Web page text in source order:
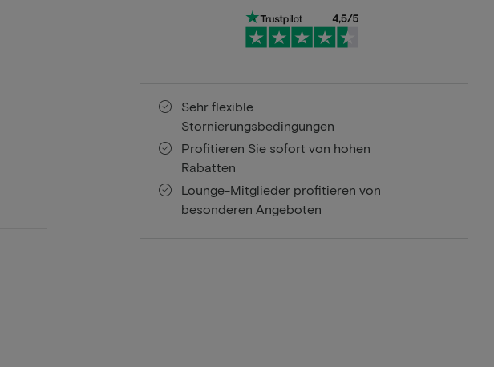
Sehr flexible
Stornierungsbedingungen
Profitieren Sie sofort von hohen
Rabatten
Lounge-Mitglieder profitieren von
besonderen Angeboten